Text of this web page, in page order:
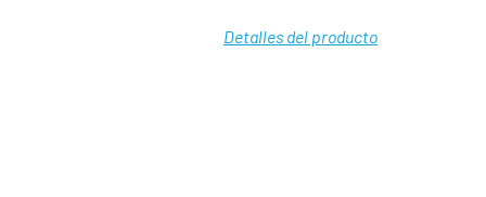
Detalles del producto